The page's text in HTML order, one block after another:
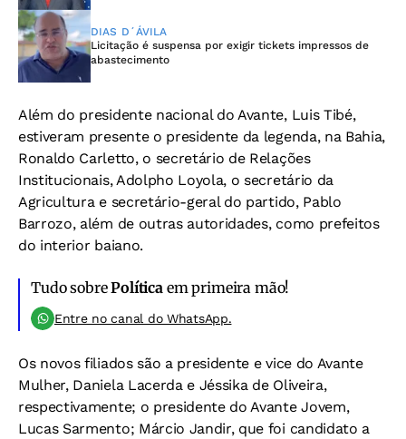
DIAS D´ÁVILA
Licitação é suspensa por exigir tickets impressos de
abastecimento
Além do presidente nacional do Avante, Luis Tibé,
estiveram presente o presidente da legenda, na Bahia,
Ronaldo Carletto, o secretário de Relações
Institucionais, Adolpho Loyola, o secretário da
Agricultura e secretário-geral do partido, Pablo
Barrozo, além de outras autoridades, como prefeitos
do interior baiano.
Tudo sobrePolíticaem primeira mão!
Entre no canal do WhatsApp.
Os novos filiados são a presidente e vice do Avante
Mulher, Daniela Lacerda e Jéssika de Oliveira,
respectivamente; o presidente do Avante Jovem,
Lucas Sarmento; Márcio Jandir, que foi candidato a